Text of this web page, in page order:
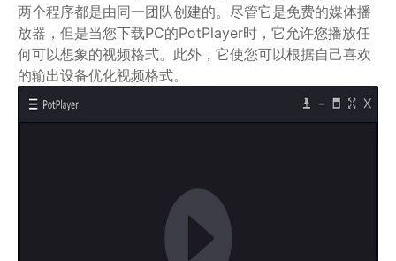
两个程序都是由同一团队创建的。尽管它是免费的媒体播
放器，但是当您下载PC的PotPlayer时，它允许您播放任
何可以想象的视频格式。此外，它使您可以根据自己喜欢
的输出设备优化视频格式。